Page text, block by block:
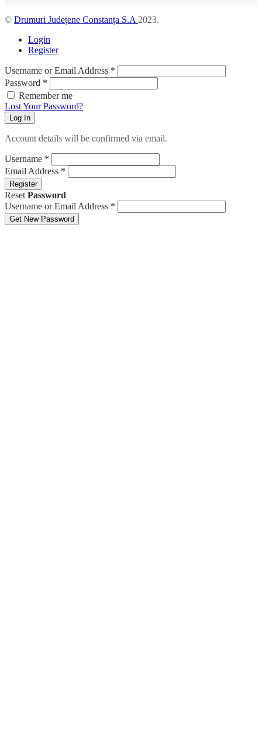
© Drumuri Județene Constanța S.A 2023.
Login
Register
Username or Email Address *
Password *
Remember me
Lost Your Password?
Log In
Account details will be confirmed via email.
Username *
Email Address *
Register
Reset Password
Username or Email Address *
Get New Password